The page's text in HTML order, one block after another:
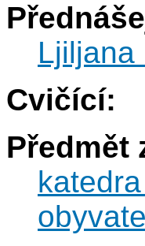
Ljiljana
Cvičící:
Předmět